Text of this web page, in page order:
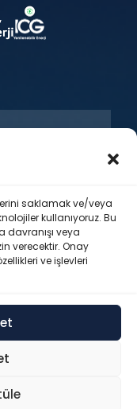
saklamak ve/veya
kullanıyoruz. Bu
davranışı veya
verecektir. Onay
ve işlevleri
Levent
29 Şişli /
A.Ş. – Tüm hakları